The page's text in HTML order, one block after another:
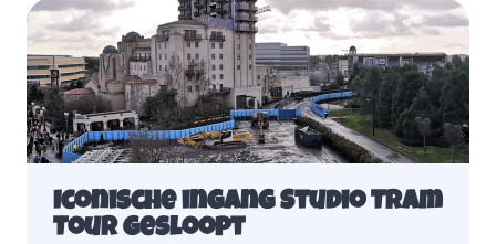
Iconische ingang Studio Tram
Tour gesloopt